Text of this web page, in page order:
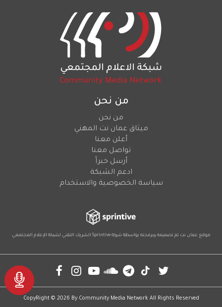
من نحن
من نحن
ميثاق عمان نت المهني
أعلن معنا
تواصل معنا
أرسل خبراً
ادعم الشبكة
سياسة الخصوصية والاستخدام
موقع عمان نت تم تصميمه وبرمجته بواسطة شركةSprintive الشريك التقني لشبكة الإعلام المجتمعي
CopyRight © 2026 By Community Media Network All Rights Reserved